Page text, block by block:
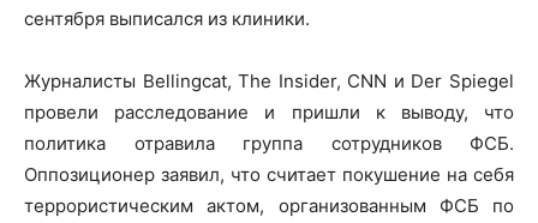
сентября выписался из клиники.
Журналисты Bellingcat, The Insider, CNN и Der Spiegel
провели расследование и пришли к выводу, что
политика отравила группа сотрудников ФСБ.
Оппозиционер заявил, что считает покушение на себя
террористическим актом, организованным ФСБ по